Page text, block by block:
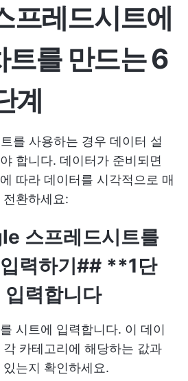
프레드시트에
트를 만드는 6
계
를 사용하는 경우 데이터 설
합니다. 데이터가 준비되면
따라 데이터를 시각적으로 매
환하세요:
스프레드시트를
력하기## **1단
력합니다
시트에 입력합니다. 이 데이
카테고리에 해당하는 값과
는지 확인하세요.